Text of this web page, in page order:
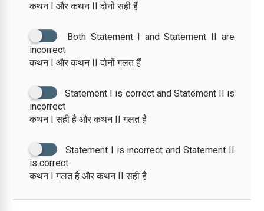
कथन I और कथन II दोनों सही हैं
Both Statement I and Statement II are
incorrect
कथन I और कथन II दोनों गलत हैं
Statement I is correct and Statement II is
incorrect
कथन I सही है और कथन II गलत है
Statement I is incorrect and Statement II
is correct
कथन I गलत है और कथन II सही है